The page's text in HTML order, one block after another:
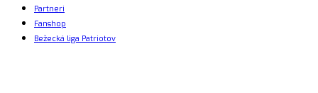
Partneri
Fanshop
Bežecká liga Patriotov